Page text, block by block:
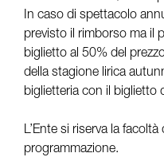
In caso di spettacolo
previsto il rimborso ma il
biglietto al 50% del
della stagione lirica
biglietteria con il biglietto
L’Ente si riserva la
programmazione.